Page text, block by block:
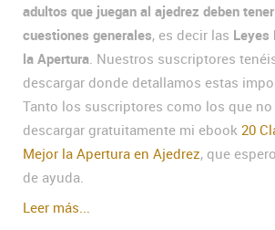
adultos que juegan al ajedrez deben
cuestiones generales, es decir las Leyes
la Apertura . Nuestros suscriptores
descargar donde detallamos estas
Tanto los suscriptores como los que
descargar gratuitamente mi ebook 20
Mejor la Apertura en Ajedrez, que
de ayuda.
Leer más...